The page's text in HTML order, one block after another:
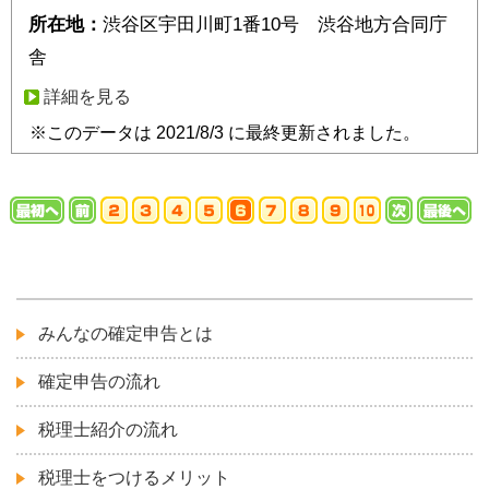
所在地： 渋谷区宇田川町1番10号 渋谷地方合同庁
舎
詳細を見る
※このデータは 2021/8/3 に最終更新されました。
みんなの確定申告とは
確定申告の流れ
税理士紹介の流れ
税理士をつけるメリット